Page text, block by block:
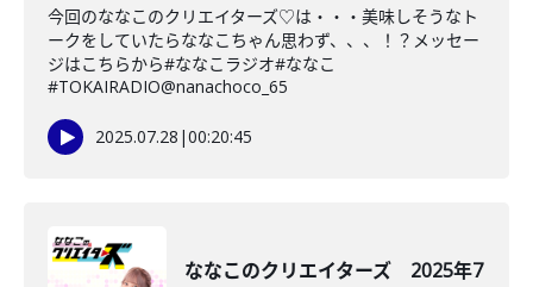
今回のななこのクリエイターズ♡は・・・美味しそうなト
ークをしていたらななこちゃん思わず、、、！？メッセー
ジはこちらから#ななこラジオ#ななこ
#TOKAIRADIO@nanachoco_65
2025.07.28 |00:20:45
ななこのクリエイターズ 2025年7